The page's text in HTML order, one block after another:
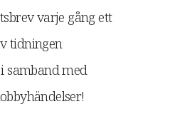
varje gång ett
tidningen
samband med